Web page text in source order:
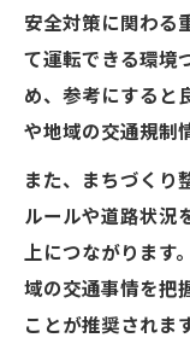
安全対策に関わる
て運転できる環境
め、参考にすると
や地域の交通規制
また、まちづくり
ルールや道路状況
上につながります
域の交通事情を把
ことが推奨されます